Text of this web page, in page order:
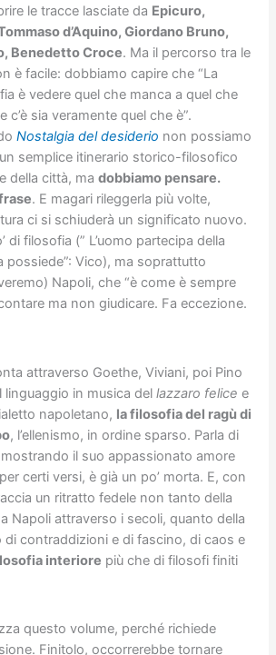
le tracce lasciate da Epicuro,
d’Aquino, Giordano Bruno,
Benedetto Croce. Ma il percorso tra le
è facile: dobbiamo capire che “La
è vedere quel che manca a quel che
c’è sia veramente quel che è”.
Nostalgia del desiderio non possiamo
semplice itinerario storico-filosofico
della città, madobbiamo pensare.
. E magari rileggerla più volte,
ci si schiuderà un significato nuovo.
di filosofia (” L’uomo partecipa della
possiede”: Vico), ma soprattutto
Napoli, che “è come è sempre
ma non giudicare. Fa eccezione.
attraverso Goethe, Viviani, poi Pino
linguaggio in musica dellazzaro felice e
napoletano, la filosofia del ragù di
, l’ellenismo, in ordine sparso. Parla di
il suo appassionato amore
certi versi, è già un po’ morta. E, con
un ritratto fedele non tanto della
Napoli attraverso i secoli, quanto della
di contraddizioni e di fascino, di caos e
interiore più che di filosofi finiti
questo volume, perché richiede
Finitolo, occorrerebbe tornare